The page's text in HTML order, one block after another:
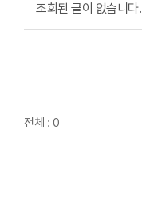
조회된 글이 없습니다.
전체 : 0